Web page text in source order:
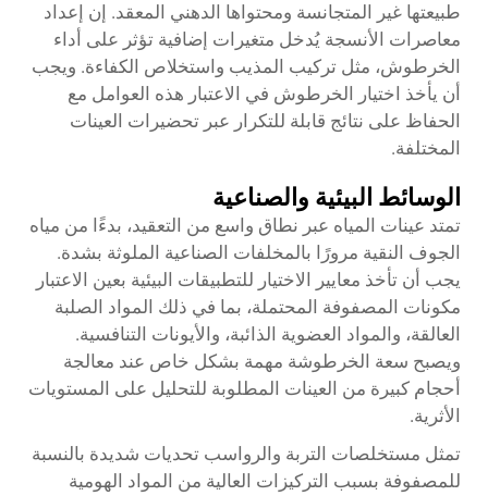
طبيعتها غير المتجانسة ومحتواها الدهني المعقد. إن إعداد
معاصرات الأنسجة يُدخل متغيرات إضافية تؤثر على أداء
الخرطوش، مثل تركيب المذيب واستخلاص الكفاءة. ويجب
أن يأخذ اختيار الخرطوش في الاعتبار هذه العوامل مع
الحفاظ على نتائج قابلة للتكرار عبر تحضيرات العينات
المختلفة.
الوسائط البيئية والصناعية
تمتد عينات المياه عبر نطاق واسع من التعقيد، بدءًا من مياه
الجوف النقية مرورًا بالمخلفات الصناعية الملوثة بشدة.
يجب أن تأخذ معايير الاختيار للتطبيقات البيئية بعين الاعتبار
مكونات المصفوفة المحتملة، بما في ذلك المواد الصلبة
العالقة، والمواد العضوية الذائبة، والأيونات التنافسية.
ويصبح سعة الخرطوشة مهمة بشكل خاص عند معالجة
أحجام كبيرة من العينات المطلوبة للتحليل على المستويات
الأثرية.
تمثل مستخلصات التربة والرواسب تحديات شديدة بالنسبة
للمصفوفة بسبب التركيزات العالية من المواد الهومية